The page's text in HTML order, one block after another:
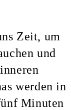
Zeit, um
und
werden in
Minuten